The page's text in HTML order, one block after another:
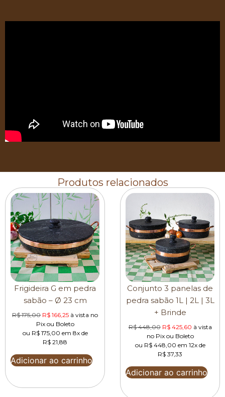
Produtos relacionados
Frigideira G em pedra
sabão – Ø 23 cm
R$175,00 R$ 166,25 à vista no
Pix ou Boleto
ou R$175,00 em 8x de
R$ 21,88
Adicionar ao carrinho
Conjunto 3 panelas de
pedra sabão 1L | 2L | 3L
+ Brinde
R$448,00 R$425,60 à vista
no Pix ou Boleto
ou R$448,00 em 12x de
R$ 37,33
Adicionar ao carrinho